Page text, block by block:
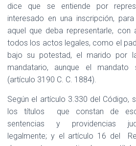
dice que se entiende por
interesado en una inscripción,
aquel que deba representarle, con
todos los actos legales, como el
bajo su potestad, el marido por
mandatario, aunque el
(artículo 3190 C. C. 1884).
Según el artículo 3.330 del Código,
los títulos
que constan de
sentencias y providencias
legalmente; y el artículo 16 del